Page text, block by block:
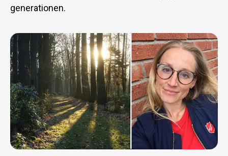
generationen.